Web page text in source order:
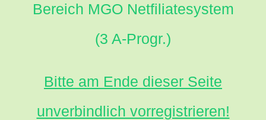
Bereich MGO Netfiliatesystem
(3 A-Progr.)
Bitte am Ende dieser Seite
unverbindlich vorregistrieren!